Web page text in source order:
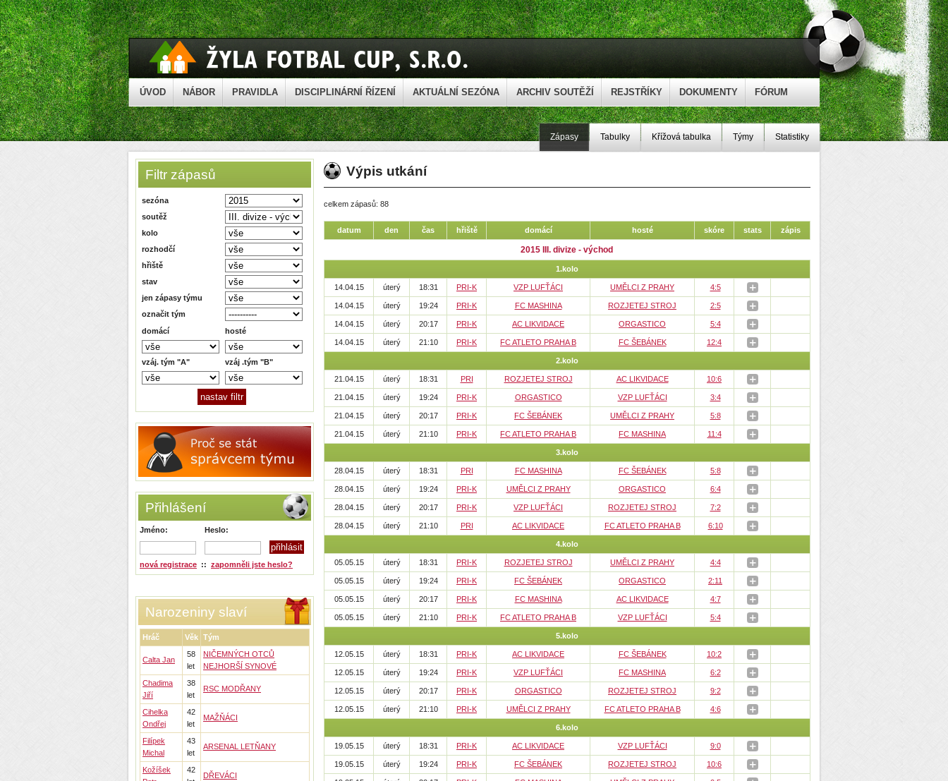
ÚVOD NÁBOR PRAVIDLA DISCIPLINÁRNÍ ŘÍZENÍ AKTUÁLNÍ SEZÓNA ARCHIV SOUTĚŽÍ REJSTŘÍKY DOKUMENTY FÓRUM
Filtr zápasů
sezóna
soutěž
kolo
rozhodčí
hřiště
stav
jen zápasy týmu
označit tým
domácí
hosté
vzáj. tým "A" vzáj .tým "B"
Přihlášení
Jméno: Heslo:
nová registrace :: zapomněli jste heslo?
Narozeniny slaví
Hráč Věk Tým
Calta Jan
58
let
NIČEMNÝCH OTCŮ
NEJHORŠÍ SYNOVÉ
Chadima
Jiří
38
let
RSC MODŘANY
Cihelka
Ondřej
42
let
MAŽŇÁCI
Filípek
Michal
43
let
ARSENAL LETŇANY
Kožíšek
42
DŘEVÁCI
Zápasy Tabulky Křížová tabulka Týmy Statistiky
Výpis utkání
celkem zápasů: 88
datum den čas hřiště domácí hosté skóre stats zápis
2015 III. divize - východ
1.kolo
14.04.15 úterý 18:31 PRI-K VZP LUFŤÁCI UMĚLCI Z PRAHY 4:5
14.04.15 úterý 19:24 PRI-K FC MASHINA ROZJETEJ STROJ 2:5
14.04.15 úterý 20:17 PRI-K AC LIKVIDACE ORGASTICO 5:4
14.04.15 úterý 21:10 PRI-K FC ATLETO PRAHA B FC ŠEBÁNEK 12:4
2.kolo
21.04.15 úterý 18:31 PRI ROZJETEJ STROJ AC LIKVIDACE 10:6
21.04.15 úterý 19:24 PRI-K ORGASTICO VZP LUFŤÁCI 3:4
21.04.15 úterý 20:17 PRI-K FC ŠEBÁNEK UMĚLCI Z PRAHY 5:8
21.04.15 úterý 21:10 PRI-K FC ATLETO PRAHA B FC MASHINA 11:4
3.kolo
28.04.15 úterý 18:31 PRI FC MASHINA FC ŠEBÁNEK 5:8
28.04.15 úterý 19:24 PRI-K UMĚLCI Z PRAHY ORGASTICO 6:4
28.04.15 úterý 20:17 PRI-K VZP LUFŤÁCI ROZJETEJ STROJ 7:2
28.04.15 úterý 21:10 PRI AC LIKVIDACE FC ATLETO PRAHA B 6:10
4.kolo
05.05.15 úterý 18:31 PRI-K ROZJETEJ STROJ UMĚLCI Z PRAHY 4:4
05.05.15 úterý 19:24 PRI-K FC ŠEBÁNEK ORGASTICO 2:11
05.05.15 úterý 20:17 PRI-K FC MASHINA AC LIKVIDACE 4:7
05.05.15 úterý 21:10 PRI-K FC ATLETO PRAHA B VZP LUFŤÁCI 5:4
5.kolo
12.05.15 úterý 18:31 PRI-K AC LIKVIDACE FC ŠEBÁNEK 10:2
12.05.15 úterý 19:24 PRI-K VZP LUFŤÁCI FC MASHINA 6:2
12.05.15 úterý 20:17 PRI-K ORGASTICO ROZJETEJ STROJ 9:2
12.05.15 úterý 21:10 PRI-K UMĚLCI Z PRAHY FC ATLETO PRAHA B 4:6
6.kolo
19.05.15 úterý 18:31 PRI-K AC LIKVIDACE VZP LUFŤÁCI 9:0
19.05.15 úterý 19:24 PRI-K FC ŠEBÁNEK ROZJETEJ STROJ 10:6